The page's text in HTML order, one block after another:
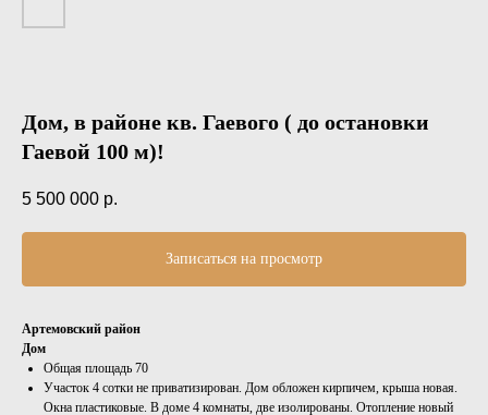
Дом, в районе кв. Гаевого ( до остановки
Гаевой 100 м)!
5 500 000 р.
Записаться на просмотр
Артемовский район
Дом
Общая площадь 70
Участок 4 сотки не приватизирован. Дом обложен кирпичем, крыша новая.
Окна пластиковые. В доме 4 комнаты, две изолированы. Отопление новый